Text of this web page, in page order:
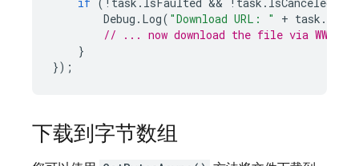
Debug . Log( "Download URL: " + task .
// ... now download the file via WWW or
}
});
下载到字节数组